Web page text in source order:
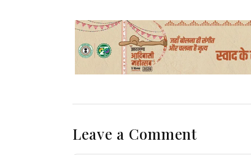
Leave a Comment